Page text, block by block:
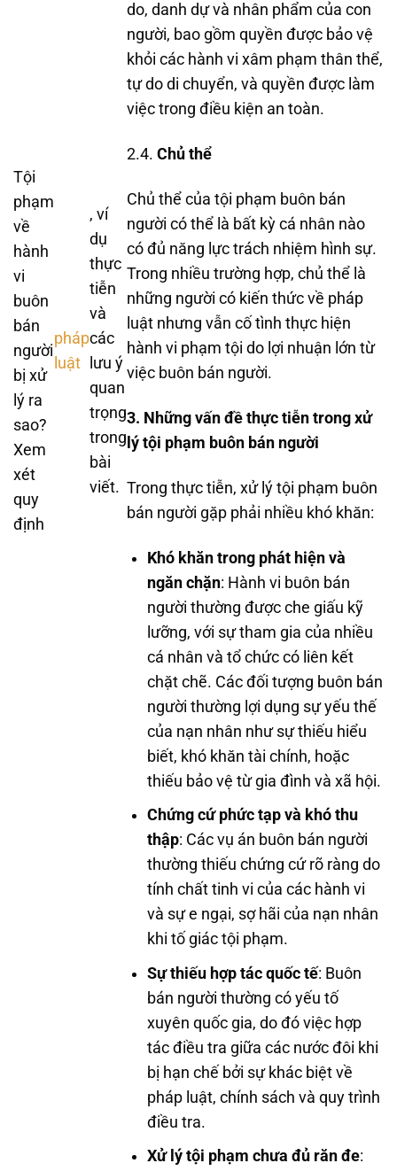
Tội
phạm
về
hành
vi
buôn
bán
người
bị xử
lý ra
sao?
Xem
xét
quy
định
pháp
luật
, ví
dụ
thực
tiễn
và
các
lưu ý
quan
trọng
trong
bài
viết.
do, danh dự và nhân phẩm của con
người, bao gồm quyền được bảo vệ
khỏi các hành vi xâm phạm thân thể,
tự do di chuyển, và quyền được làm
việc trong điều kiện an toàn.
2.4. Chủ thể
Chủ thể của tội phạm buôn bán
người có thể là bất kỳ cá nhân nào
có đủ năng lực trách nhiệm hình sự.
Trong nhiều trường hợp, chủ thể là
những người có kiến thức về pháp
luật nhưng vẫn cố tình thực hiện
hành vi phạm tội do lợi nhuận lớn từ
việc buôn bán người.
3. Những vấn đề thực tiễn trong xử
lý tội phạm buôn bán người
Trong thực tiễn, xử lý tội phạm buôn
bán người gặp phải nhiều khó khăn:
Khó khăn trong phát hiện và
ngăn chặn: Hành vi buôn bán
người thường được che giấu kỹ
lưỡng, với sự tham gia của nhiều
cá nhân và tổ chức có liên kết
chặt chẽ. Các đối tượng buôn bán
người thường lợi dụng sự yếu thế
của nạn nhân như sự thiếu hiểu
biết, khó khăn tài chính, hoặc
thiếu bảo vệ từ gia đình và xã hội.
Chứng cứ phức tạp và khó thu
thập: Các vụ án buôn bán người
thường thiếu chứng cứ rõ ràng do
tính chất tinh vi của các hành vi
và sự e ngại, sợ hãi của nạn nhân
khi tố giác tội phạm.
Sự thiếu hợp tác quốc tế: Buôn
bán người thường có yếu tố
xuyên quốc gia, do đó việc hợp
tác điều tra giữa các nước đôi khi
bị hạn chế bởi sự khác biệt về
pháp luật, chính sách và quy trình
điều tra.
Xử lý tội phạm chưa đủ răn đe: